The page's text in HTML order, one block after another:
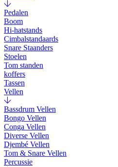
Pedalen
Boom
Hi-hatstands
Cimbalstandaards
Snare Staanders
Stoelen
Tom standen
koffers
Tassen
Vellen
Bassdrum Vellen
Bongo Vellen
Conga Vellen
Diverse Vellen
Djembé Vellen
Tom & Snare Vellen
Percussie